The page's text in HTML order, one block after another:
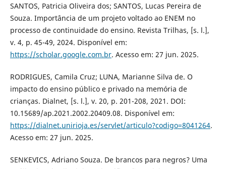
SANTOS, Patricia Oliveira dos; SANTOS, Lucas Pereira de
Souza. Importância de um projeto voltado ao ENEM no
processo de continuidade do ensino. Revista Trilhas, [s. l.],
v. 4, p. 45-49, 2024. Disponível em:
https://scholar.google.com.br. Acesso em: 27 jun. 2025.
RODRIGUES, Camila Cruz; LUNA, Marianne Silva de. O
impacto do ensino público e privado na memória de
crianças. Dialnet, [s. l.], v. 20, p. 201-208, 2021. DOI:
10.15689/ap.2021.2002.20409.08. Disponível em:
https://dialnet.unirioja.es/servlet/articulo?codigo=8041264.
Acesso em: 27 jun. 2025.
SENKEVICS, Adriano Souza. De brancos para negros? Uma